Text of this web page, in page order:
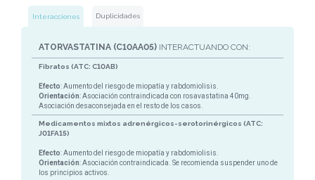
Interacciones Duplicidades
ATORVASTATINA (C10AA05) INTERACTUANDO CON:
Fibratos (ATC: C10AB)
Efecto: Aumento del riesgo de miopatía y rabdomiolisis.
Orientación: Asociación contraindicada con rosavastatina 40mg.
Asociación desaconsejada en el resto de los casos.
Medicamentos mixtos adrenérgicos-serotorinérgicos (ATC:
J01FA15)
Efecto: Aumento del riesgo de miopatía y rabdomiolisis.
Orientación: Asociación contraindicada. Se recomienda suspender uno de
los principios activos.